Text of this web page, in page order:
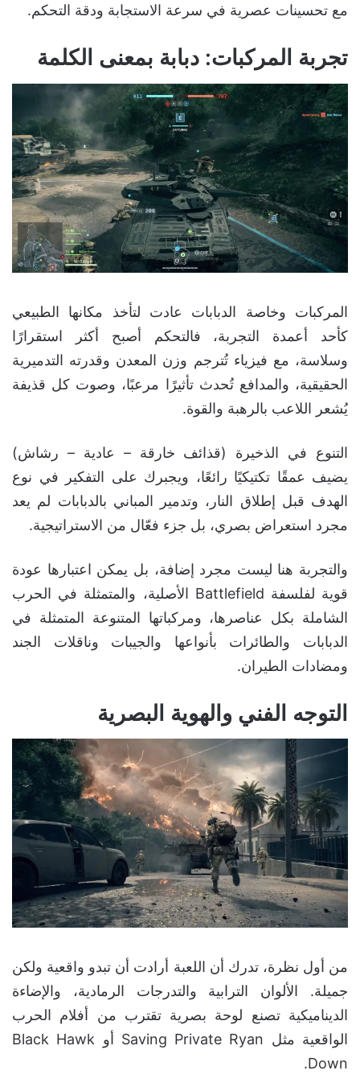
مع تحسينات عصرية في سرعة الاستجابة ودقة التحكم.
تجربة المركبات: دبابة بمعنى الكلمة
المركبات وخاصة الدبابات عادت لتأخذ مكانها الطبيعي
كأحد أعمدة التجربة، فالتحكم أصبح أكثر استقرارًا
وسلاسة، مع فيزياء تُترجم وزن المعدن وقدرته التدميرية
الحقيقية، والمدافع تُحدث تأثيرًا مرعبًا، وصوت كل قذيفة
يُشعر اللاعب بالرهبة والقوة.
التنوع في الذخيرة (قذائف خارقة – عادية – رشاش)
يضيف عمقًا تكتيكيًا رائعًا، ويجبرك على التفكير في نوع
الهدف قبل إطلاق النار، وتدمير المباني بالدبابات لم يعد
مجرد استعراض بصري، بل جزء فعّال من الاستراتيجية.
والتجربة هنا ليست مجرد إضافة، بل يمكن اعتبارها عودة
قوية لفلسفة Battlefield الأصلية، والمتمثلة في الحرب
الشاملة بكل عناصرها، ومركباتها المتنوعة المتمثلة في
الدبابات والطائرات بأنواعها والجيبات وناقلات الجند
ومضادات الطيران.
التوجه الفني والهوية البصرية
من أول نظرة، تدرك أن اللعبة أرادت أن تبدو واقعية ولكن
جميلة. الألوان الترابية والتدرجات الرمادية، والإضاءة
الديناميكية تصنع لوحة بصرية تقترب من أفلام الحرب
الواقعية مثل Saving Private Ryan أو Black Hawk
Down.